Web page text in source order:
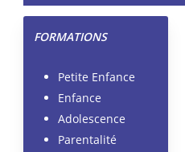
FORMATIONS
Petite Enfance
Enfance
Adolescence
Parentalité